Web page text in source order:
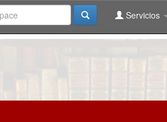
Servicios